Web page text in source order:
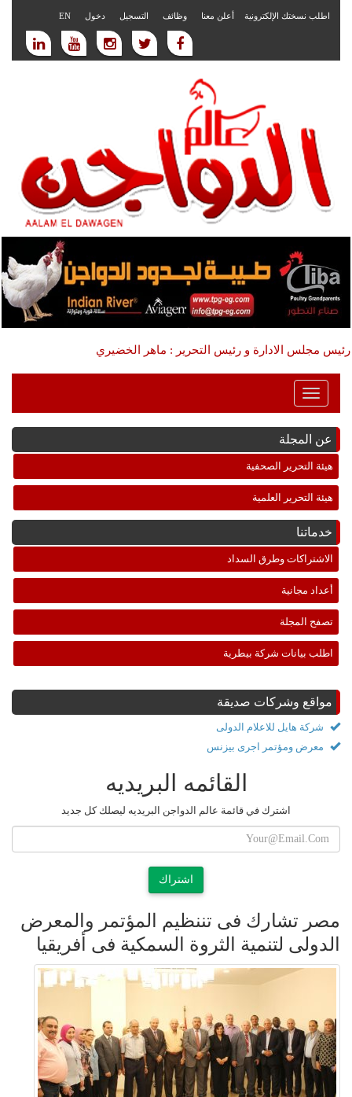
اطلب نسختك الإلكترونية أعلن معنا وظائف التسجيل دخول EN
رئيس مجلس الادارة و رئيس التحرير : ماهر الخضيري
Toggle
Navigation
عن المجلة
هيئة التحرير الصحفية
هيئة التحرير العلمية
خدماتنا
الاشتراكات وطرق السداد
أعداد مجانية
تصفح المجلة
اطلب بيانات شركة بيطرية
مواقع وشركات صديقة
شركة هايل للاعلام الدولى
معرض ومؤتمر اجرى بيزنس
القائمه البريديه
اشترك في قائمة عالم الدواجن البريديه ليصلك كل جديد
اشتراك
مصر تشارك فى تننظيم المؤتمر والمعرض
الدولى لتنمية الثروة السمكية فى أفريقيا